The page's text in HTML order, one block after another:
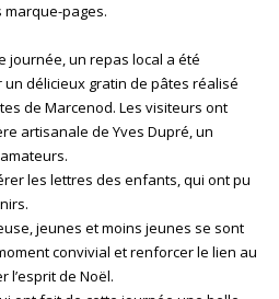
pages.
journée, un repas local a été
délicieux gratin de pâtes réalisé
de Marcenod. Les visiteurs ont
artisanale de Yves Dupré, un
les lettres des enfants, qui ont pu
jeunes et moins jeunes se sont
convivial et renforcer le lien au
l’esprit de Noël.